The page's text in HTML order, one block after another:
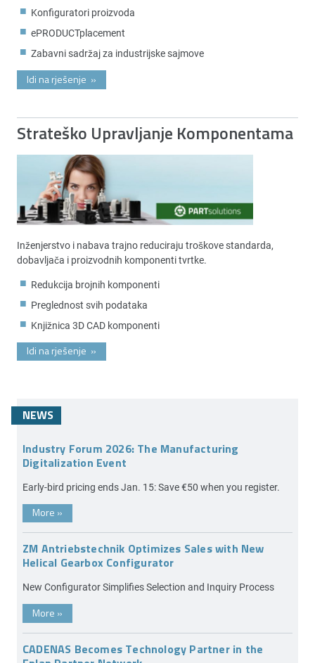
Konfiguratori proizvoda
ePRODUCTplacement
Zabavni sadržaj za industrijske sajmove
Idi na rješenje »
Strateško Upravljanje Komponentama
Inženjerstvo i nabava trajno reduciraju troškove standarda,
dobavljača i proizvodnih komponenti tvrtke.
Redukcija brojnih komponenti
Preglednost svih podataka
Knjižnica 3D CAD komponenti
Idi na rješenje »
NEWS
Industry Forum 2026: The Manufacturing
Digitalization Event
Early-bird pricing ends Jan. 15: Save €50 when you register.
More »
ZM Antriebstechnik Optimizes Sales with New
Helical Gearbox Configurator
New Configurator Simplifies Selection and Inquiry Process
More »
CADENAS Becomes Technology Partner in the